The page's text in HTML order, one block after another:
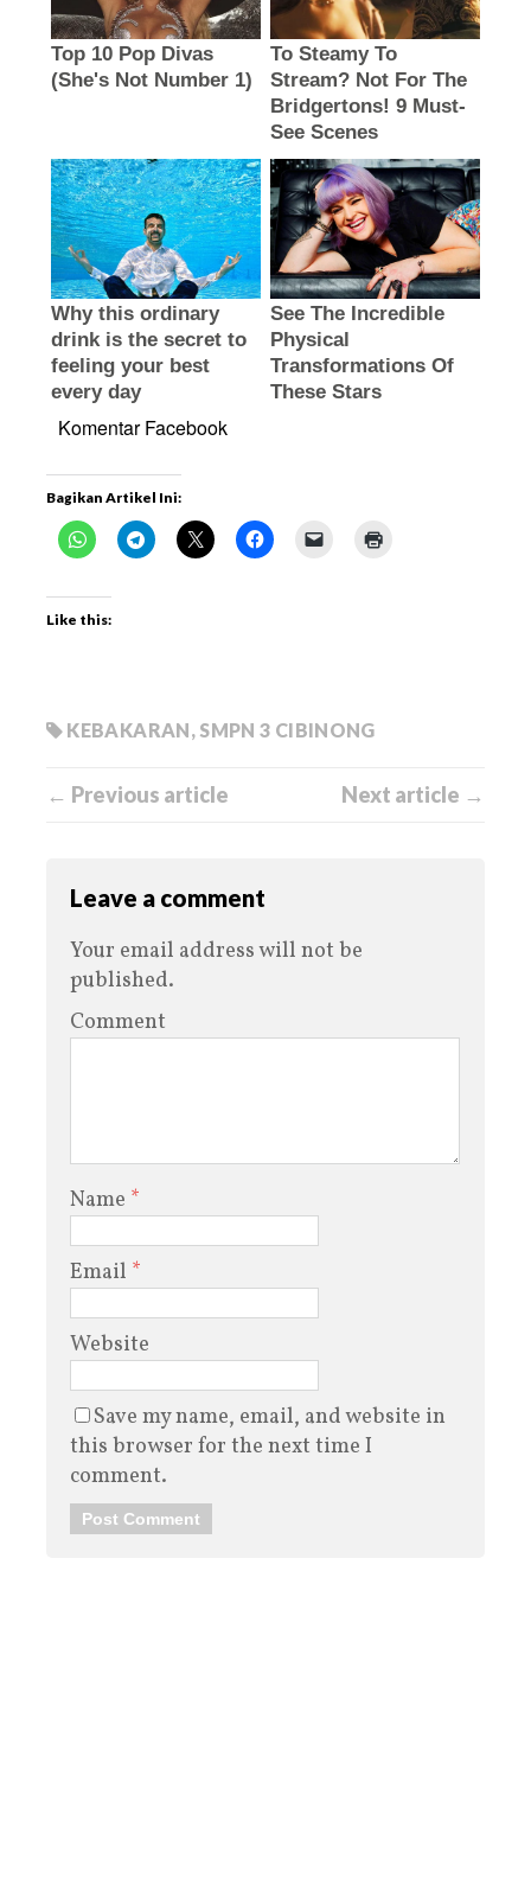
Komentar Facebook
Bagikan Artikel Ini:
Like this:
KEBAKARAN, SMPN 3 CIBINONG
← Previous article Next article →
Leave a comment
Your email address will not be
published.
Comment
Name *
Email *
Website
Save my name, email, and website in
this browser for the next time I
comment.